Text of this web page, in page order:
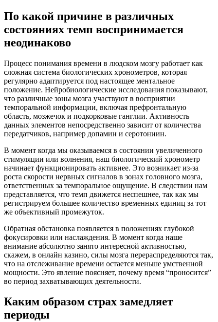
По какой причине в различных
состояниях темп воспринимается
неодинаково
Процесс понимания времени в людском мозгу работает как
сложная система биологических хронометров, которая
регулярно адаптируется под настоящее ментальное
положение. Нейробиологические исследования показывают,
что различные зоны мозга участвуют в восприятии
темпоральной информации, включая префронтальную
область, мозжечок и подкорковые ганглии. Активность
данных элементов непосредственно зависит от количества
передатчиков, например допамин и серотониин.
В момент когда мы оказываемся в состоянии увеличенного
стимуляции или волнения, наш биологический хронометр
начинает функционировать активнее. Это возникает из-за
роста скорости нервных сигналов в зонах головного мозга,
ответственных за темпоральное ощущение. В следствии нам
представляется, что темп движется неспешнее, так как мы
регистрируем большее количество временных единиц за тот
же объективный промежуток.
Обратная обстановка появляется в положениях глубокой
фокусировки или наслаждения. В момент когда наше
внимание абсолютно занято интересной активностью,
скажем, в онлайн казино, силы мозга перераспределяются так,
что на отслеживание времени остается меньше умственной
мощности. Это явление поясняет, почему время “проносится”
во период захватывающих деятельности.
Каким образом страх замедляет
периоды